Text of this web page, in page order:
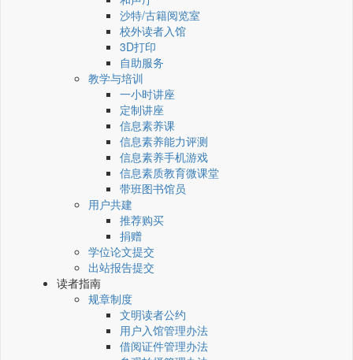
沙特/古籍阅览室
校外读者入馆
3D打印
自助服务
教学与培训
一小时讲座
定制讲座
信息素养课
信息素养能力评测
信息素养手机游戏
信息素质教育微课堂
带班图书馆员
用户共建
推荐购买
捐赠
学位论文提交
出站报告提交
读者指南
规章制度
文明读者公约
用户入馆管理办法
借阅证件管理办法